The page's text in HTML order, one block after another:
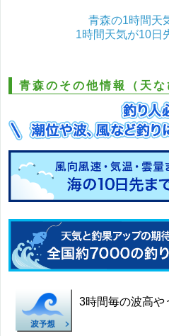
青森の1時間天
1時間天気が10日
青森のその他情報（天な
3時間毎の波高や